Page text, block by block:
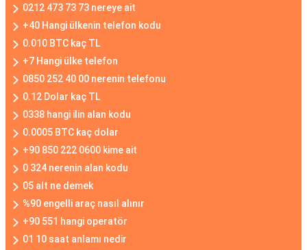
0212 473 73 73 nereye ait
+40 Hangi ülkenin telefon kodu
0.010 BTC kaç TL
+7 Hangi ülke telefon
0850 252 40 00 nerenin telefonu
0.12 Dolar kaç TL
0338 hangi ilin alan kodu
0.0005 BTC kaç dolar
+90 850 222 0600 kime ait
0 324 nerenin alan kodu
05 alt ne demek
%90 engelli araç nasıl alınır
+90 551 hangi operatör
01 10 saat anlamı nedir